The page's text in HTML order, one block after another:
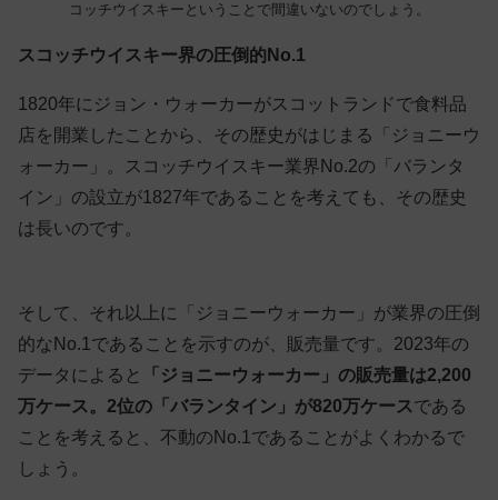
コッチウイスキーということで間違いないのでしょう。
スコッチウイスキー界の圧倒的No.1
1820年にジョン・ウォーカーがスコットランドで食料品
店を開業したことから、その歴史がはじまる「ジョニーウ
ォーカー」。スコッチウイスキー業界No.2の「バランタ
イン」の設立が1827年であることを考えても、その歴史
は長いのです。
そして、それ以上に「ジョニーウォーカー」が業界の圧倒
的なNo.1であることを示すのが、販売量です。2023年の
データによると
「ジョニーウォーカー」の販売量は2,200
万ケース。2位の「バランタイン」が820万ケースである
ことを考えると、不動のNo.1であることがよくわかるで
しょう。